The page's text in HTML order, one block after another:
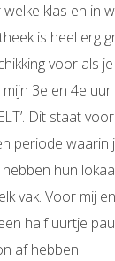
klas en in
is heel erg
voor als
3e en 4e
Dit staat
periode waarin
hun
vak. Voor mij
half uurtje
af hebben.